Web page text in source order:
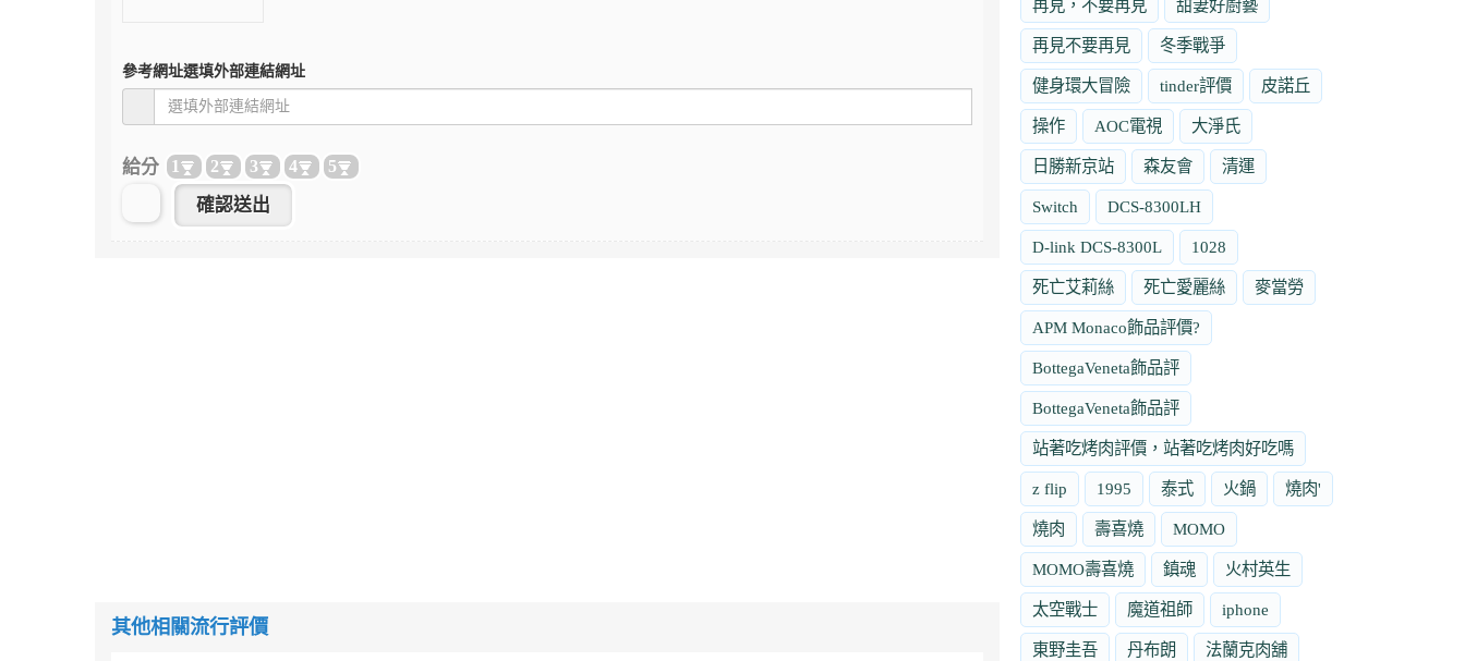
參考網址選填外部連結網址
給分 1 2 3 4 5
其他相關流行評價
再見，不要再見 甜妻好廚藝
再見不要再見 冬季戰爭
健身環大冒險 tinder評價 皮諾丘
操作 AOC電視 大淨氏
日勝新京站 森友會 清運
Switch DCS-8300LH
D-link DCS-8300L 1028
死亡艾莉絲 死亡愛麗絲 麥當勞
APM Monaco飾品評價?
BottegaVeneta飾品評
BottegaVeneta飾品評
站著吃烤肉評價，站著吃烤肉好吃嗎
z flip 1995 泰式 火鍋 燒肉'
燒肉 壽喜燒 MOMO
MOMO壽喜燒 鎮魂 火村英生
太空戰士 魔道祖師 iphone
東野圭吾 丹布朗 法蘭克肉舖